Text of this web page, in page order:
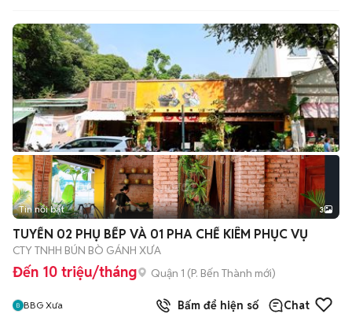
Tin nổi bật 3
TUYỂN 02 PHỤ BẾP VÀ 01 PHA CHẾ KIÊM PHỤC VỤ
CTY TNHH BÚN BÒ GÁNH XƯA
Đến 10 triệu/tháng Quận 1 (P. Bến Thành mới)
BBG Xưa Bấm để hiện số Chat